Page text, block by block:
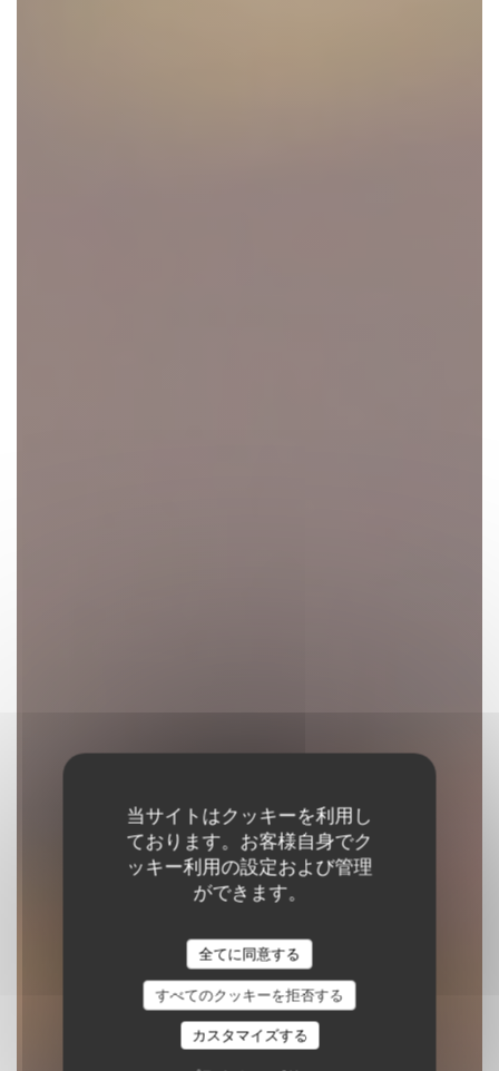
当サイトはクッキーを利用し
ております。お客様自身でク
ッキー利用の設定および管理
ができます。
全てに同意する
すべてのクッキーを拒否する
カスタマイズする
Le Bon, la Butte
ネオビストロ|PARIS
予約